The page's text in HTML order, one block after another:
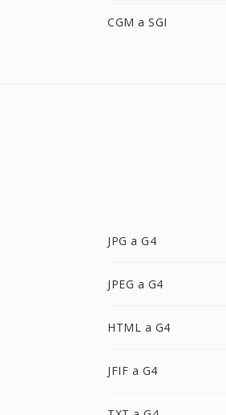
CGM a SGI
JPG a G4
JPEG a G4
HTML a G4
JFIF a G4